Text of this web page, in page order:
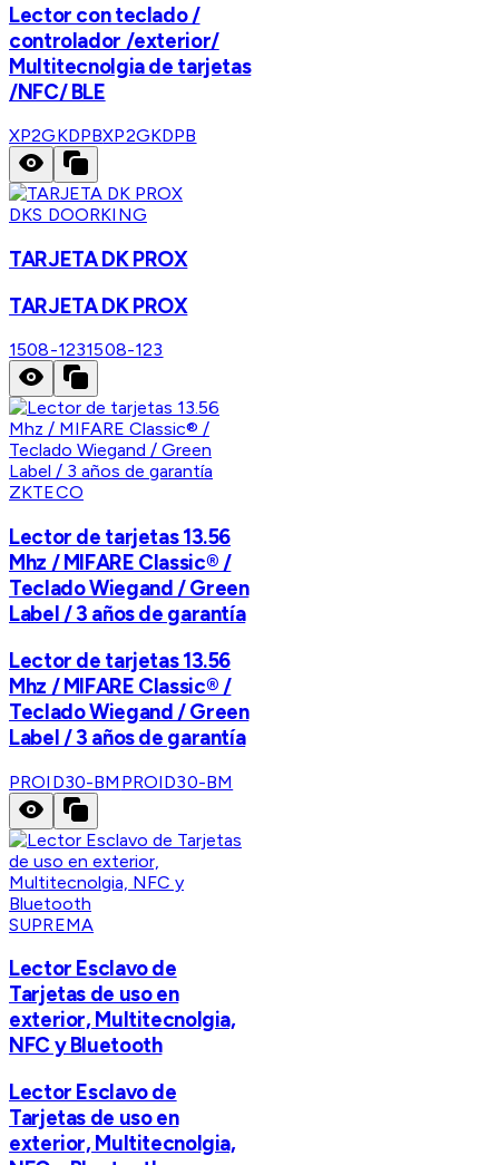
Lector con teclado /
controlador /exterior/
Multitecnolgia de tarjetas
/NFC/ BLE
XP2GKDPBXP2GKDPB
DKS DOORKING
TARJETA DK PROX
TARJETA DK PROX
1508-1231508-123
ZKTECO
Lector de tarjetas 13.56
Mhz / MIFARE Classic® /
Teclado Wiegand / Green
Label / 3 años de garantía
Lector de tarjetas 13.56
Mhz / MIFARE Classic® /
Teclado Wiegand / Green
Label / 3 años de garantía
PROID30-BM PROID30-BM
SUPREMA
Lector Esclavo de
Tarjetas de uso en
exterior, Multitecnolgia,
NFC y Bluetooth
Lector Esclavo de
Tarjetas de uso en
exterior, Multitecnolgia,